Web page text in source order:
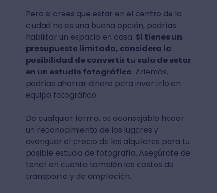
Pero si crees que estar en el centro de la
ciudad no es una buena opción, podrías
habilitar un espacio en casa. Si tienes un
presupuesto limitado, considera la
posibilidad de convertir tu sala de estar
en un estudio fotográfico. Además,
podrías ahorrar dinero para invertirlo en
equipo fotográfico.
De cualquier forma, es aconsejable hacer
un reconocimiento de los lugares y
averiguar el precio de los alquileres para tu
posible estudio de fotografía. Asegúrate de
tener en cuenta también los costos de
transporte y de ampliación.